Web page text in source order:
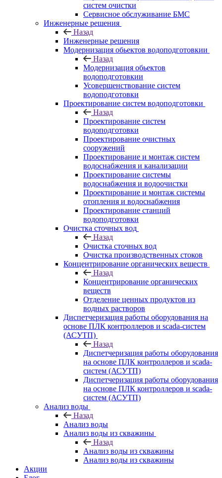
систем очистки
Сервисное обслуживание БМС
Инженерные решения
Назад
Инженерные решения
Модернизация обьектов водоподготовкии
Назад
Модернизация обьектов
водоподготовкии
Усовершенствование систем
водоподготовки
Проектирование систем водоподготовки
Назад
Проектирование систем
водоподготовки
Проектирование очистных
сооружений
Проектирование и монтаж систем
водоснабжения и канализации
Проектирование системы
водоснабжения и водоочистки
Проектирование и монтаж системы
отопления и водоснабжения
Проектирование станций
водоподготовки
Очистка сточных вод
Назад
Очистка сточных вод
Очистка производственных стоков
Концентрирование органических веществ
Назад
Концентрирование органических
веществ
Отделение ценных продуктов из
водных растворов
Диспетчеризация работы оборудования на
основе ПЛК контроллеров и scada-систем
(АСУТП)
Назад
Диспетчеризация работы оборудования
на основе ПЛК контроллеров и scada-
систем (АСУТП)
Диспетчеризация работы оборудования
на основе ПЛК контроллеров и scada-
систем (АСУТП)
Анализ воды
Назад
Анализ воды
Анализ воды из скважины
Назад
Анализ воды из скважины
Анализ воды из скважины
Акции